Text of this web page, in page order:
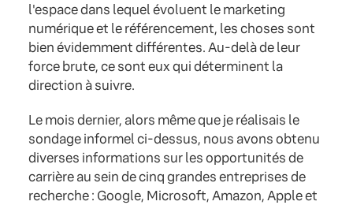
l'espace dans lequel évoluent le marketing
numérique et le référencement, les choses sont
bien évidemment différentes. Au-delà de leur
force brute, ce sont eux qui déterminent la
direction à suivre.
Le mois dernier, alors même que je réalisais le
sondage informel ci-dessus, nous avons obtenu
diverses informations sur les opportunités de
carrière au sein de cinq grandes entreprises de
recherche : Google, Microsoft, Amazon, Apple et